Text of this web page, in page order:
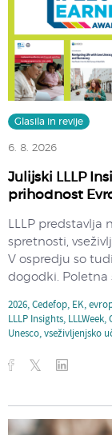
Glasila in revije
6. 8. 2026
Julijski LLLP
prihodnost
LLLP predstavlja
spretnosti,
V ospredju so
dogodki. Poletna
2026,Cedefop, EK,
LLLP Insights, LLLWeek,
Unesco,vseživljenjsko